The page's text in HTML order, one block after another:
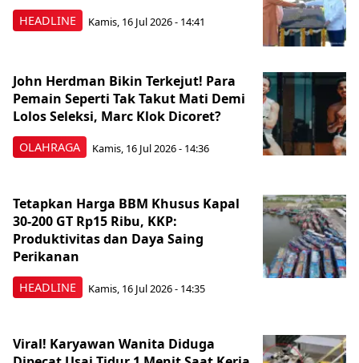
HEADLINE Kamis, 16 Jul 2026 - 14:41
OLAHRAGA
John Herdman Bikin Terkejut! Para
Pemain Seperti Tak Takut Mati Demi
Lolos Seleksi, Marc Klok Dicoret?
Kamis, 16 Jul 2026 - 14:36
HEADLINE
Tetapkan Harga BBM Khusus Kapal
30-200 GT Rp15 Ribu, KKP:
Produktivitas dan Daya Saing
Perikanan
Kamis, 16 Jul 2026 - 14:35
Viral! Karyawan Wanita Diduga